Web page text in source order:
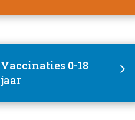
Vaccinaties 0-18
jaar